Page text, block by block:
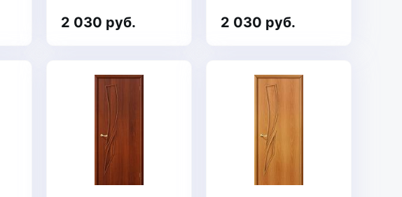
2 030 руб. 2 030 руб.